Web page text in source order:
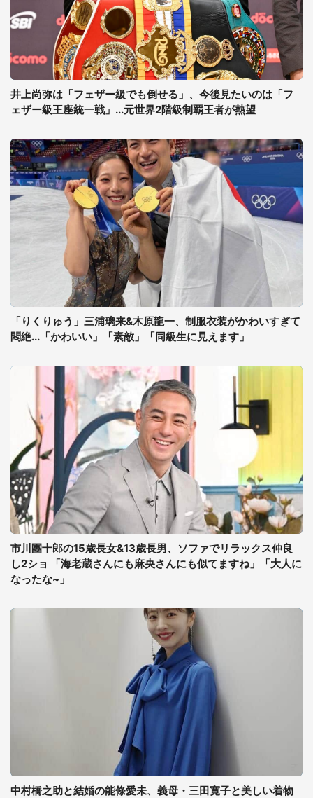
井上尚弥は「フェザー級でも倒せる」、今後見たいのは「フ
ェザー級王座統一戦」...元世界2階級制覇王者が熱望
「りくりゅう」三浦璃来&木原龍一、制服衣装がかわいすぎて
悶絶...「かわいい」「素敵」「同級生に見えます」
市川團十郎の15歳長女&13歳長男、ソファでリラックス仲良
し2ショ 「海老蔵さんにも麻央さんにも似てますね」「大人に
なったな~」
中村橋之助と結婚の能條愛未、義母・三田寛子と美しい着物